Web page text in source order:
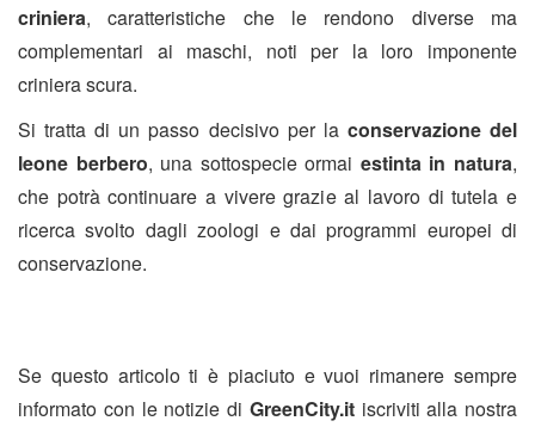
criniera, caratteristiche che le rendono diverse ma
complementari ai maschi, noti per la loro imponente
criniera scura.
Si tratta di un passo decisivo per la conservazione del
leone berbero, una sottospecie ormai estinta in natura,
che potrà continuare a vivere grazie al lavoro di tutela e
ricerca svolto dagli zoologi e dai programmi europei di
conservazione.
Se questo articolo ti è piaciuto e vuoi rimanere sempre
informato con le notizie di GreenCity.itiscriviti alla nostra